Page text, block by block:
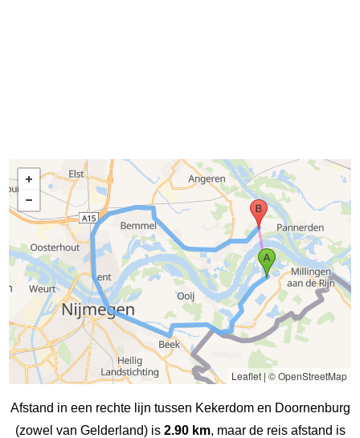
Leaflet| © OpenStreetMap
Afstand in een rechte lijn tussen Kekerdom en Doornenburg
(zowel van Gelderland) is 2.90 km, maar de reis afstand is